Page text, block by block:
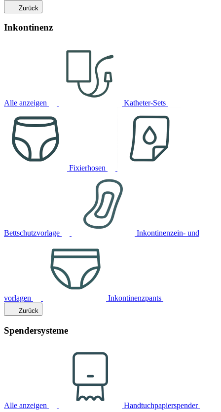
Zurück
Inkontinenz
Alle anzeigen Katheter-Sets
Fixierhosen
Bettschutzvorlage Inkontinenzein- und
vorlagen Inkontinenzpants
Zurück
Spendersysteme
Alle anzeigen Handtuchpapierspender